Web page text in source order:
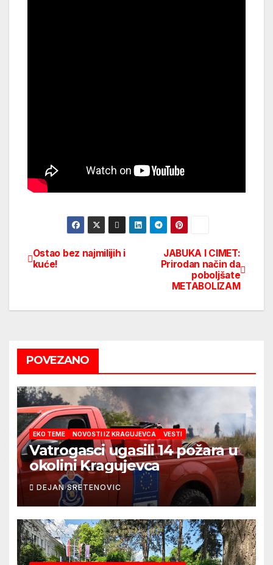
Post
JABUKA I CIMET:
Prirodan način da
poboljšate
METABOLIZAM
Ostao bez najmilijih i
kuće!
POVEZANO
EKO TEME NOVOSTI IZ KRAGUJEVCA VESTI
Vatrogasci ugasili 14 požara u
okolini Kragujevca
DEJAN SRETENOVIC